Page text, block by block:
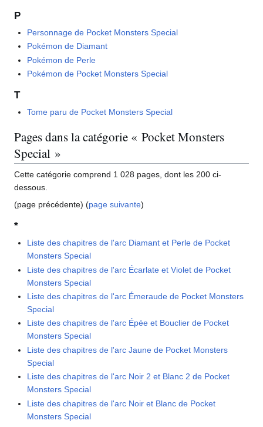
P
Personnage de Pocket Monsters Special
Pokémon de Diamant
Pokémon de Perle
Pokémon de Pocket Monsters Special
T
Tome paru de Pocket Monsters Special
Pages dans la catégorie « Pocket Monsters
Special »
Cette catégorie comprend 1 028 pages, dont les 200 ci-
dessous.
(page précédente) (page suivante)
*
Liste des chapitres de l'arc Diamant et Perle de Pocket
Monsters Special
Liste des chapitres de l'arc Écarlate et Violet de Pocket
Monsters Special
Liste des chapitres de l'arc Émeraude de Pocket Monsters
Special
Liste des chapitres de l'arc Épée et Bouclier de Pocket
Monsters Special
Liste des chapitres de l'arc Jaune de Pocket Monsters
Special
Liste des chapitres de l'arc Noir 2 et Blanc 2 de Pocket
Monsters Special
Liste des chapitres de l'arc Noir et Blanc de Pocket
Monsters Special